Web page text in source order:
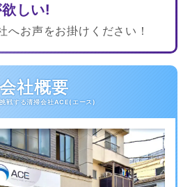
しい!
へお声をお掛けください！
会社概要